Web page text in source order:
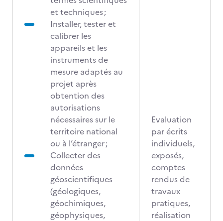
et techniques ;
Installer, tester et
calibrer les
appareils et les
instruments de
mesure adaptés au
projet après
obtention des
autorisations
nécessaires sur le
territoire national
ou à l’étranger ;
Collecter des
données
géoscientifiques
(géologiques,
géochimiques,
géophysiques,
Evaluation
par écrits
individuels,
exposés,
comptes
rendus de
travaux
pratiques,
réalisation